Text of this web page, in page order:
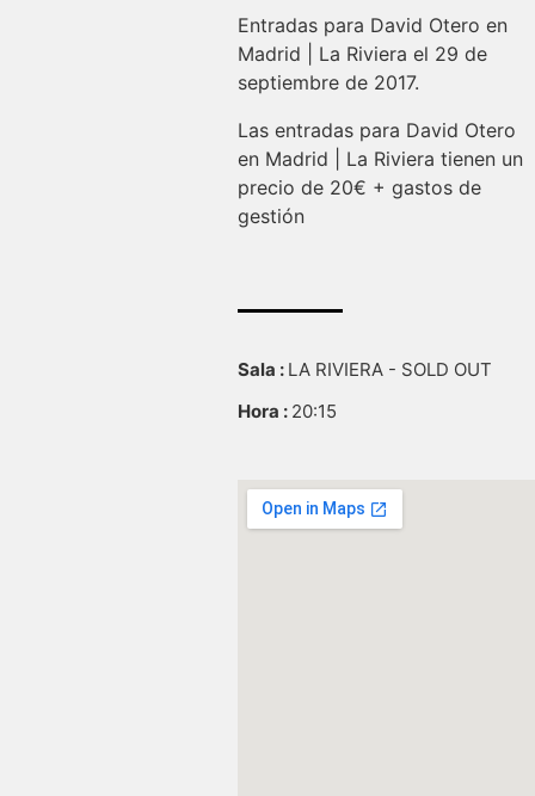
Entradas para David Otero en
Madrid | La Riviera el 29 de
septiembre de 2017.
Las entradas para David Otero
en Madrid | La Riviera tienen un
precio de 20€ + gastos de
gestión
Sala : LA RIVIERA - SOLD OUT
Hora : 20:15